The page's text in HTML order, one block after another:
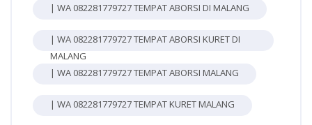
| WA 082281779727 TEMPAT ABORSI DI MALANG
| WA 082281779727 TEMPAT ABORSI KURET DI
MALANG
| WA 082281779727 TEMPAT ABORSI MALANG
| WA 082281779727 TEMPAT KURET MALANG